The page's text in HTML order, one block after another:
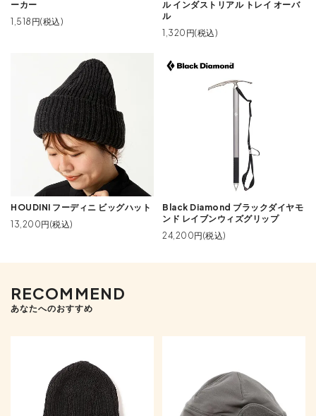
ーカー
1,518円(税込)
ル インダストリアル トレイ オーバ
ル
1,320円(税込)
HOUDINI フーディニ ビッグハット
13,200円(税込)
Black Diamond ブラックダイヤモ
ンド レイブンウィズグリップ
24,200円(税込)
RECOMMEND
あなたへのおすすめ